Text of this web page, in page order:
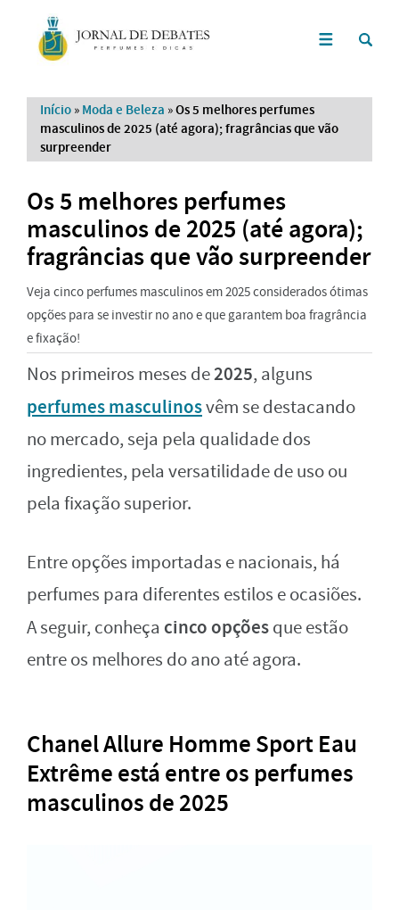
Início » Moda e Beleza »Os 5 melhores perfumes
masculinos de 2025 (até agora); fragrâncias que vão
surpreender
Os 5 melhores perfumes
masculinos de 2025 (até agora);
fragrâncias que vão surpreender
Veja cinco perfumes masculinos em 2025 considerados ótimas
opções para se investir no ano e que garantem boa fragrância
e fixação!
Nos primeiros meses de2025, alguns
perfumes masculinosvêm se destacando
no mercado, seja pela qualidade dos
ingredientes, pela versatilidade de uso ou
pela fixação superior.
Entre opções importadas e nacionais, há
perfumes para diferentes estilos e ocasiões.
A seguir, conheça cinco opçõesque estão
entre os melhores do ano até agora.
Chanel Allure Homme Sport Eau
Extrême está entre os perfumes
masculinos de 2025